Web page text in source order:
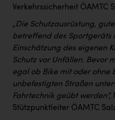
Verkehrssicherheit ÖAMTC
„Die Schutzausrüstung,
betreffend des Sportgeräts
Einschätzung des eigenen
Schutz vor Unfällen. Bevor
egal ob Bike mit oder ohne
unbefestigten Straßen
Fahrtechnik geübt werden“,
Stützpunktleiter ÖAMTC